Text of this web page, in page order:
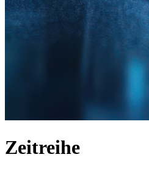
Zeitreihe